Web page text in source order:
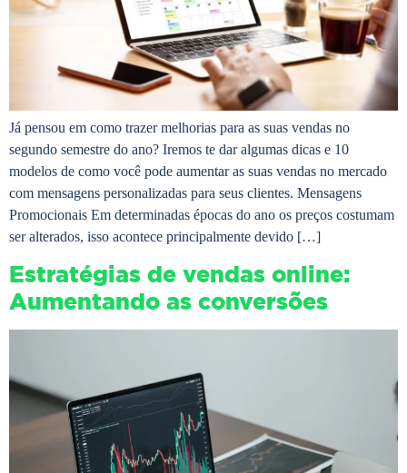
Já pensou em como trazer melhorias para as suas vendas no
segundo semestre do ano? Iremos te dar algumas dicas e 10
modelos de como você pode aumentar as suas vendas no mercado
com mensagens personalizadas para seus clientes. Mensagens
Promocionais Em determinadas épocas do ano os preços costumam
ser alterados, isso acontece principalmente devido […]
Estratégias de vendas online:
Aumentando as conversões